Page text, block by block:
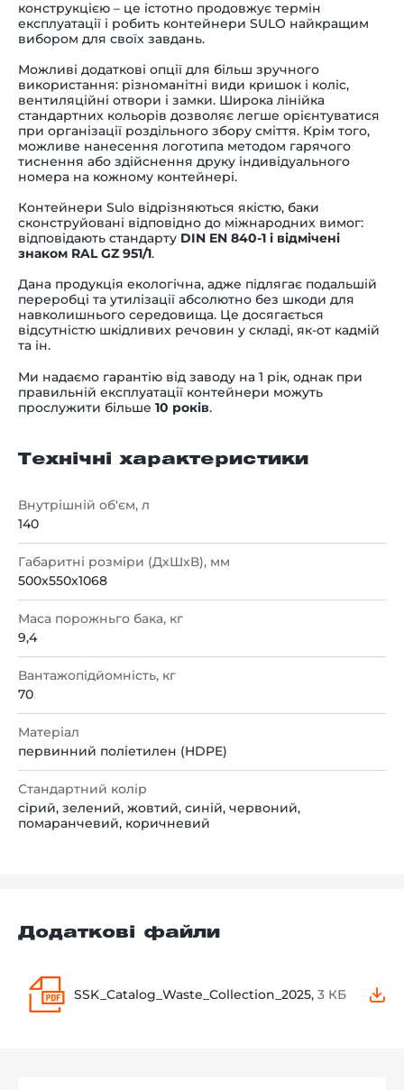
конструкцією – це істотно продовжує термін
експлуатації і робить контейнери SULO найкращим
вибором для своїх завдань.
Можливі додаткові опції для більш зручного
використання: різноманітні види кришок і коліс,
вентиляційні отвори і замки. Широка лінійка
стандартних кольорів дозволяє легше орієнтуватися
при організації роздільного збору сміття. Крім того,
можливе нанесення логотипа методом гарячого
тиснення або здійснення друку індивідуального
номера на кожному контейнері.
Контейнери Sulo відрізняються якістю, баки
сконструйовані відповідно до міжнародних вимог:
відповідають стандарту DIN EN 840-1 і відмічені
знаком RAL GZ 951/1.
Дана продукція екологічна, адже підлягає подальшій
переробці та утилізації абсолютно без шкоди для
навколишнього середовища. Це досягається
відсутністю шкідливих речовин у складі, як-от кадмій
та ін.
Ми надаємо гарантію від заводу на 1 рік, однак при
правильній експлуатації контейнери можуть
прослужити більше 10 років.
Технічні характеристики
Внутрішній об'єм, л
140
Габаритні розміри (ДхШхВ), мм
500х550х1068
Маса порожньго бака, кг
9,4
Вантажопідйомність, кг
70
Матеріал
первинний поліетилен (HDPE)
Стандартний колір
сірий, зелений, жовтий, синій, червоний,
помаранчевий, коричневий
Додаткові файли
SSK_Catalog_Waste_Collection_2025, 3 КБ